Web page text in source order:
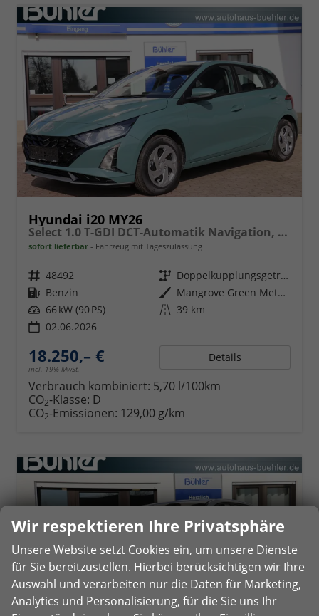
Hyundai i20 MY26
Select 1.0 T-GDI DCT-Automatik Navigation, Android Auto, Apple Carplay
sofort lieferbar Fahrzeug mit Tageszulassung
Fahrzeugnr. 48492 Getriebe
Doppelkupplungsgetriebe (DSG)
Kraftstoff Benzin Außenfarbe
Mangrove Green Metallic
Leistung 66 kW (90 PS) Kilometerstand 39 km
02.06.2026
18.250,– €
incl. 19% MwSt.
Details
Verbrauch kombiniert: 5,70 l/100km
CO2-Klasse: D
CO2-Emissionen: 129,00 g/km
Wir respektieren Ihre Privatsphäre
Unsere Website setzt Cookies ein, um unsere Dienste
für Sie bereitzustellen. Hierbei berücksichtigen wir Ihre
Auswahl und verarbeiten nur die Daten für Marketing,
Analytics und Personalisierung, für die Sie uns Ihr